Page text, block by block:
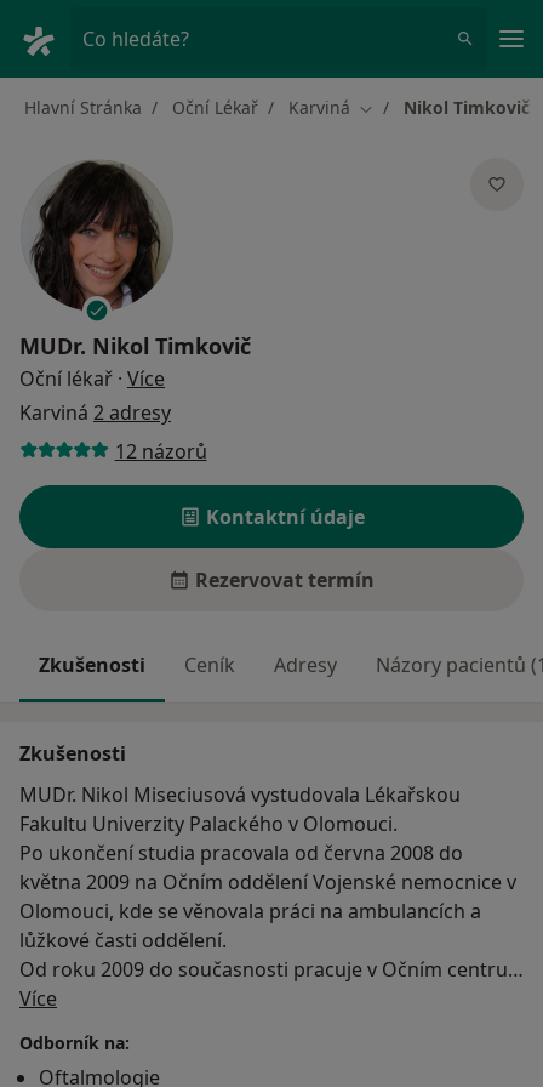
Co hledáte?
Hlavní Stránka Oční Lékař Karviná Změna města
Nikol Timkovič
MUDr. Nikol Timkovič
Oční lékař · Více
Karviná 2 adresy
12 názorů
Kontaktní údaje
Rezervovat termín
Zkušenosti Ceník Adresy Názory pacientů
Zkušenosti
MUDr. Nikol Miseciusová vystudovala Lékařskou
Fakultu Univerzity Palackého v Olomouci.
Po ukončení studia pracovala od června 2008 do
května 2009 na Očním oddělení Vojenské nemocnice v
Olomouci, kde se věnovala práci na ambulancích a
lůžkové časti oddělení.
Od roku 2009 do současnosti pracuje v Očním centru
Agel v Ostravě – Vítkovicích, kde se věnuje komplexní
diagnostické péči na úrovni současných poznatků
medicíny, diagnostice a léčbě zeleného zákalu a
Více
Odborník na:
Oftalmologie